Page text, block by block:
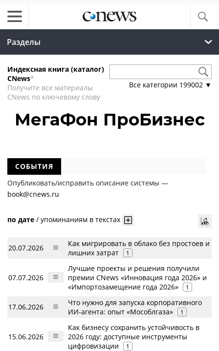
Разделы
Индексная книга (каталог)
CNews*
Получите все материалы
CNews по ключевому слову
Все категории 199002 ▼
МегаФон ПроБизнес
СОБЫТИЯ
Опубликовать/исправить описание системы —
book@cnews.ru
по дате / упоминаниям в текстах
20.07.2026
Как мигрировать в облако без простоев и
лишних затрат
1
07.07.2026
Лучшие проекты и решения получили
премии CNews «Инновация года 2026» и
«Импортозамещение года 2026»
1
17.06.2026
Что нужно для запуска корпоративного
ИИ-агента: опыт «Мособлгаза»
1
15.06.2026
Как бизнесу сохранить устойчивость в
2026 году: доступные инструменты
цифровизации
1